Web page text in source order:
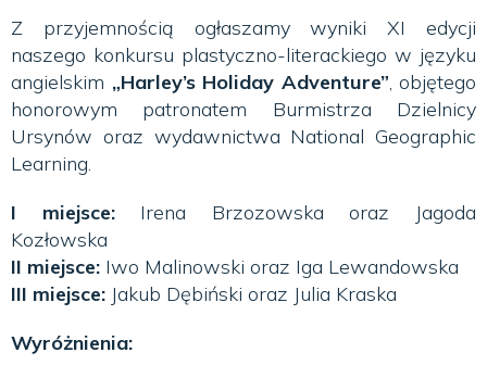
Z przyjemnością ogłaszamy wyniki XI edycji
naszego konkursu plastyczno-literackiego w języku
angielskim „Harley’s Holiday Adventure”, objętego
honorowym patronatem Burmistrza Dzielnicy
Ursynów oraz wydawnictwa National Geographic
Learning.
I miejsce:Irena Brzozowska oraz Jagoda
Kozłowska
II miejsce: Iwo Malinowski oraz Iga Lewandowska
III miejsce: Jakub Dębiński oraz Julia Kraska
Wyróżnienia: